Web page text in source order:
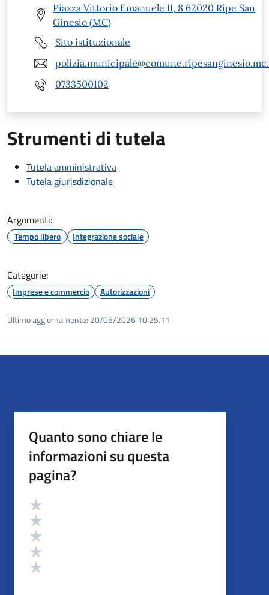
Piazza Vittorio Emanuele II, 8 62020 Ripe San
Ginesio (MC)
Sito istituzionale
0733500102
Strumenti di tutela
Tutela amministrativa
Tutela giurisdizionale
Argomenti:
Tempo libero Integrazione sociale
Categorie:
Imprese e commercio Autorizzazioni
Ultimo aggiornamento: 20/05/2026 10:25.11
Quanto sono chiare le
informazioni su questa
pagina?
Valutazione